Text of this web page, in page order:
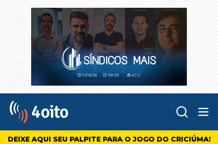
4oito
DEIXE AQUI SEU PALPITE PARA O JOGO DO CRICIÚMA!